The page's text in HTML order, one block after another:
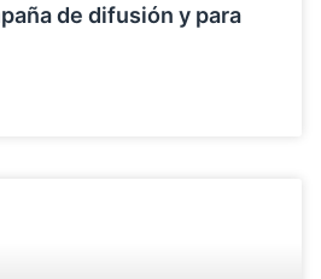
de difusión y para